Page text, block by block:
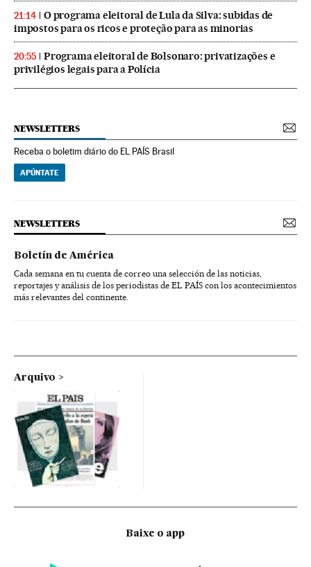
21:14
O programa eleitoral de Lula da Silva: subidas de
impostos para os ricos e proteção para as minorias
20:55
Programa eleitoral de Bolsonaro: privatizações e
privilégios legais para a Polícia
NEWSLETTERS
Receba o boletim diário do EL PAÍS Brasil
APÚNTATE
NEWSLETTERS
Boletín de América
Cada semana en tu cuenta de correo una selección de las noticias,
reportajes y análisis de los periodistas de EL PAÍS con los acontecimientos
más relevantes del continente.
Arquivo
Baixe o app